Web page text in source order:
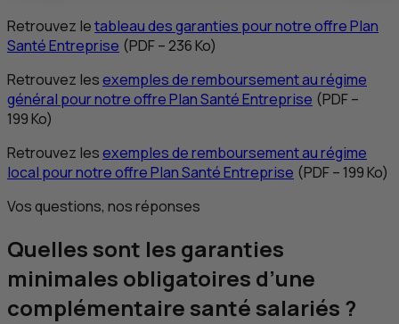
Retrouvez letableau des garanties pour notre offre Plan
Santé Entreprise (PDF– 236 Ko)
Retrouvez lesexemples de remboursement au régime
général pour notre offre Plan Santé Entreprise (PDF–
199 Ko)
Retrouvez lesexemples de remboursement au régime
local pour notre offre Plan Santé Entreprise (PDF– 199 Ko)
Vos questions, nos réponses
Quelles sont les garanties
minimales obligatoires d’une
complémentaire santé salariés ?